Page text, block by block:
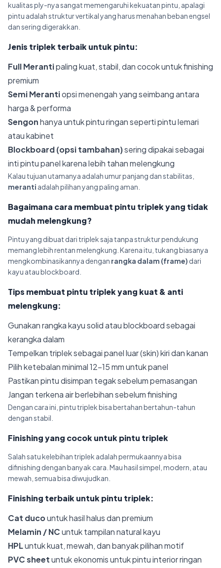
kualitas ply-nya sangat memengaruhi kekuatan pintu, apalagi
pintu adalah struktur vertikal yang harus menahan beban engsel
dan sering digerakkan.
Jenis triplek terbaik untuk pintu:
Full Merantipaling kuat, stabil, dan cocok untuk finishing
premium
Semi Merantiopsi menengah yang seimbang antara
harga & performa
Sengonhanya untuk pintu ringan seperti pintu lemari
atau kabinet
Blockboard (opsi tambahan)sering dipakai sebagai
inti pintu panel karena lebih tahan melengkung
Kalau tujuan utamanya adalah umur panjang dan stabilitas,
meranti adalah pilihan yang paling aman.
Bagaimana cara membuat pintu triplek yang tidak
mudah melengkung?
Pintu yang dibuat dari triplek saja tanpa struktur pendukung
memang lebih rentan melengkung. Karena itu, tukang biasanya
mengkombinasikannya dengan rangka dalam (frame) dari
kayu atau blockboard.
Tips membuat pintu triplek yang kuat & anti
melengkung:
Gunakan rangka kayu solid atau blockboard sebagai
kerangka dalam
Tempelkan triplek sebagai panel luar (skin) kiri dan kanan
Pilih ketebalan minimal 12–15 mm untuk panel
Pastikan pintu disimpan tegak sebelum pemasangan
Jangan terkena air berlebihan sebelum finishing
Dengan cara ini, pintu triplek bisa bertahan bertahun-tahun
dengan stabil.
Finishing yang cocok untuk pintu triplek
Salah satu kelebihan triplek adalah permukaannya bisa
difinishing dengan banyak cara. Mau hasil simpel, modern, atau
mewah, semua bisa diwujudkan.
Finishing terbaik untuk pintu triplek:
Cat ducountuk hasil halus dan premium
Melamin / NCuntuk tampilan natural kayu
HPLuntuk kuat, mewah, dan banyak pilihan motif
PVC sheetuntuk ekonomis untuk pintu interior ringan